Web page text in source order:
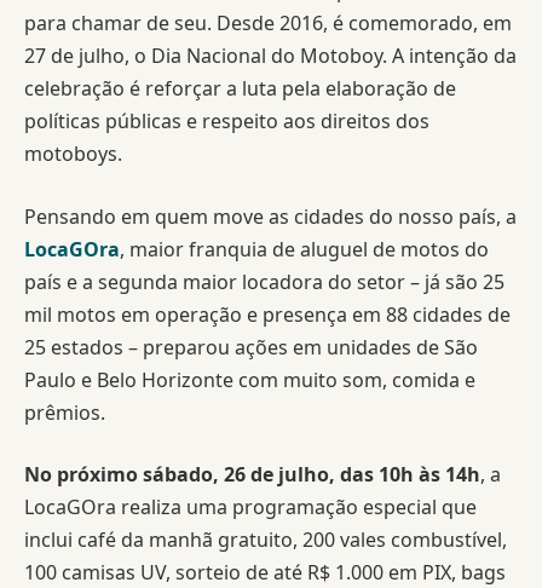
para chamar de seu. Desde 2016, é comemorado, em
27 de julho, o Dia Nacional do Motoboy. A intenção da
celebração é reforçar a luta pela elaboração de
políticas públicas e respeito aos direitos dos
motoboys.
Pensando em quem move as cidades do nosso país, a
LocaGOra, maior franquia de aluguel de motos do
país e a segunda maior locadora do setor – já são 25
mil motos em operação e presença em 88 cidades de
25 estados – preparou ações em unidades de São
Paulo e Belo Horizonte com muito som, comida e
prêmios.
No próximo sábado, 26 de julho, das 10h às 14h, a
LocaGOra realiza uma programação especial que
inclui café da manhã gratuito, 200 vales combustível,
100 camisas UV, sorteio de até R$ 1.000 em PIX, bags